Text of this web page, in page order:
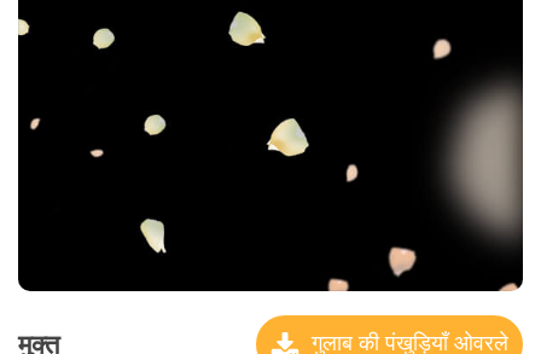
मुक्त गुलाब की पंखुड़ियाँ ओवरले